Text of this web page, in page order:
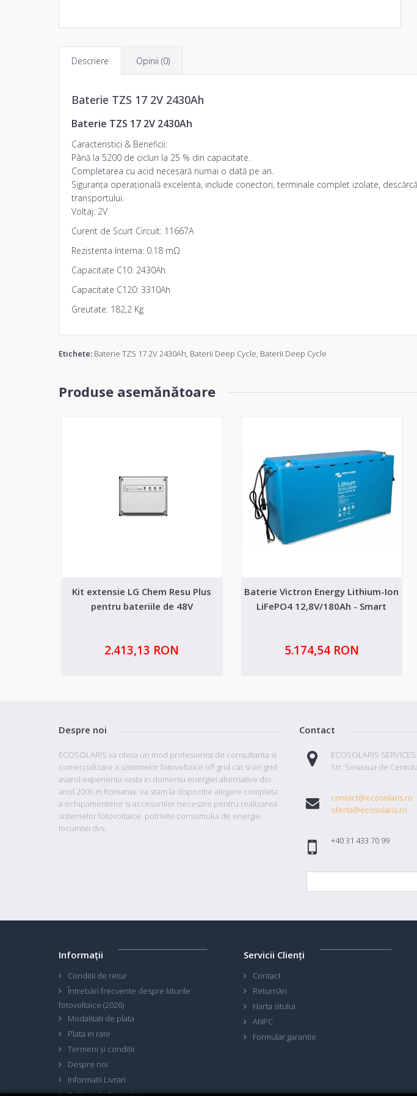
Descriere Opinii (0)
Baterie TZS 17 2V 2430Ah
Baterie TZS 17 2V 2430Ah
Caracteristici & Beneficii:
Până la 5200 de cicluri la 25 % din capacitate.
Completarea cu acid necesară numai o dată pe an.
Siguranța operațională excelenta, include conectori, terminale complet izolate,
transportului.
Voltaj: 2V
Curent de Scurt Circuit: 11667A
Rezistenta Interna: 0.18 mΩ
Capacitate C10: 2430Ah
Capacitate C120: 3310Ah
Greutate: 182,2 Kg
Etichete: Baterie TZS 17 2V 2430Ah, Baterii Deep Cycle, Baterii Deep Cycle
Produse asemănătoare
Kit extensie LG Chem Resu Plus
pentru bateriile de 48V
2.413,13 RON
Baterie Victron Energy Lithium-Ion
LiFePO4 12,8V/180Ah - Smart
5.174,54 RON
Despre noi
ECOSOLARIS va ofera un mod profesionist de consultanta si
comercializare a sistemelor fotovoltaice off grid cat si on grid
avand experienta vasta in domeniu energiei alternative din
anul 2006 in Romania. Va stam la dispozitie alegere completa
a echipamentelor si accesoriilor necesare pentru realizarea
sistemelor fotovoltaice potrivite consumului de energie
locuintei dvs.
Contact
ECOSOLARIS
Str. Soseaua de
contact@ecosolaris.ro
oferta@ecosolaris.ro
+40 31 433 70 99
Informaţii
Conditii de retur
Întrebări frecvente despre kiturile
fotovoltaice (2026)
Modalitati de plata
Plata in rate
Termeni și condiții
Despre noi
Informatii Livrari
Servicii Clienţi
Contact
Returnări
Harta sitului
ANPC
Formular garantie